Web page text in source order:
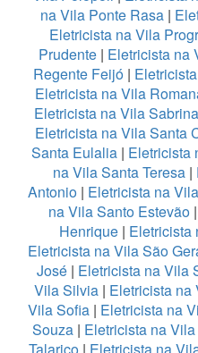
na Vila Ponte Rasa|
Eletricista na Vila
Prudente | Eletricista na
Regente Feijó |
Eletricista na Vila
Eletricista na Vila Sabrina
Eletricista na Vila Santa
Santa Eulalia | Eletricista
na Vila Santa Teresa |
Antonio | Eletricista na
na Vila Santo Estevão |
Henrique | Eletricista
Eletricista na Vila São
José | Eletricista na Vila
Vila Silvia | Eletricista na
Vila Sofia| Eletricista na
Souza| Eletricista na
Talarico| Eletricista na